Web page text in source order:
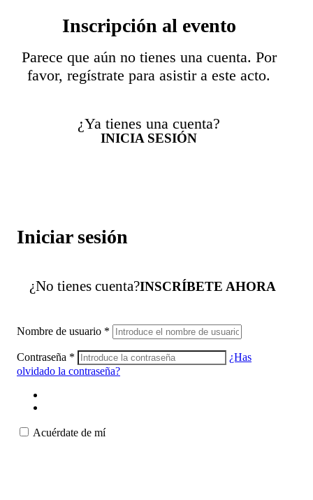
Inscripción al evento
Parece que aún no tienes una cuenta. Por
favor, regístrate para asistir a este acto.
¿Ya tienes una cuenta?
INICIA SESIÓN
Iniciar sesión
¿No tienes cuenta?INSCRÍBETE AHORA
Nombre de usuario *
Contraseña *
¿Has
olvidado la contraseña?
Acuérdate de mí